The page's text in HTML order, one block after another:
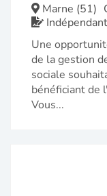
Marne (51)
Indépendant
Une
de la gestion
sociale
bénéficiant de
Vous...